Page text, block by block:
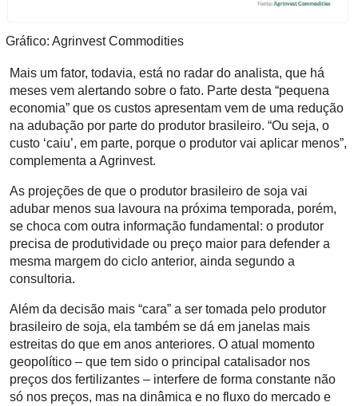
Gráfico: Agrinvest Commodities
Mais um fator, todavia, está no radar do analista, que há
meses vem alertando sobre o fato. Parte desta “pequena
economia” que os custos apresentam vem de uma redução
na adubação por parte do produtor brasileiro. “Ou seja, o
custo ‘caiu’, em parte, porque o produtor vai aplicar menos”,
complementa a Agrinvest.
As projeções de que o produtor brasileiro de soja vai
adubar menos sua lavoura na próxima temporada, porém,
se choca com outra informação fundamental: o produtor
precisa de produtividade ou preço maior para defender a
mesma margem do ciclo anterior, ainda segundo a
consultoria.
Além da decisão mais “cara” a ser tomada pelo produtor
brasileiro de soja, ela também se dá em janelas mais
estreitas do que em anos anteriores. O atual momento
geopolítico – que tem sido o principal catalisador nos
preços dos fertilizantes – interfere de forma constante não
só nos preços, mas na dinâmica e no fluxo do mercado e